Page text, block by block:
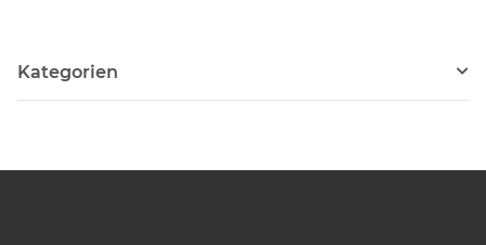
Kategorien